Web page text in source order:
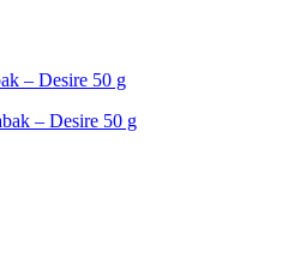
– Desire 50 g